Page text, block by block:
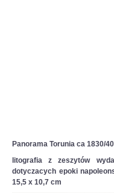
Panorama Torunia ca 1830/40
litografia z zeszytów
dotyczacych epoki
15,5 x 10,7 cm